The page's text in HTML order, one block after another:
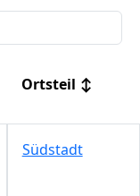
Ortsteil ↕
Südstadt